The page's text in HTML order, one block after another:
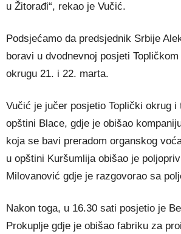
u Žitorađi“, rekao je Vučić.
Podsjećamo da predsjednik Srbije
boravi u dvodnevnoj posjeti
okrugu 21. i 22. marta.
Vučić je jučer posjetio Toplički okrug i
opštini Blace, gdje je obišao
koja se bavi preradom organskog
u opštini Kuršumlija obišao je
Milovanović gdje je razgovorao sa
Nakon toga, u 16.30 sati posjetio je
Prokuplje gdje je obišao fabriku za